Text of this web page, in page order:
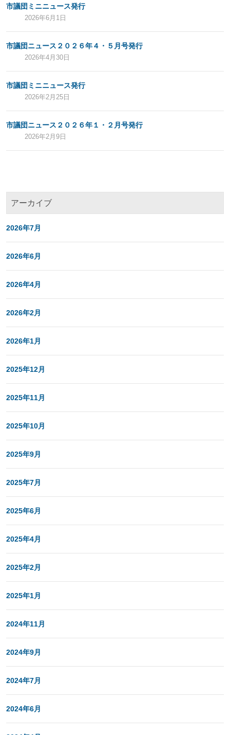
市議団ミニニュース発行
2026年6月1日
市議団ニュース２０２６年４・５月号発行
2026年4月30日
市議団ミニニュース発行
2026年2月25日
市議団ニュース２０２６年１・２月号発行
2026年2月9日
アーカイブ
2026年7月
2026年6月
2026年4月
2026年2月
2026年1月
2025年12月
2025年11月
2025年10月
2025年9月
2025年7月
2025年6月
2025年4月
2025年2月
2025年1月
2024年11月
2024年9月
2024年7月
2024年6月